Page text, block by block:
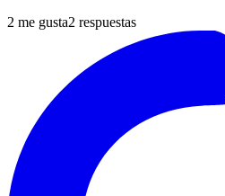
2 me gusta2 respuestas